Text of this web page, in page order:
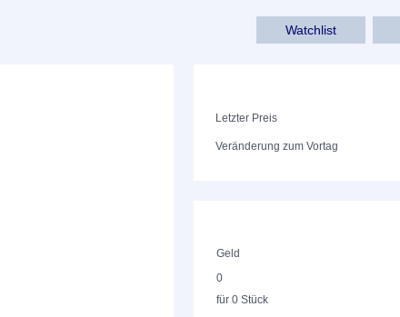
Watchlist
Letzter Preis
Veränderung zum Vortag
Geld
0
für 0 Stück